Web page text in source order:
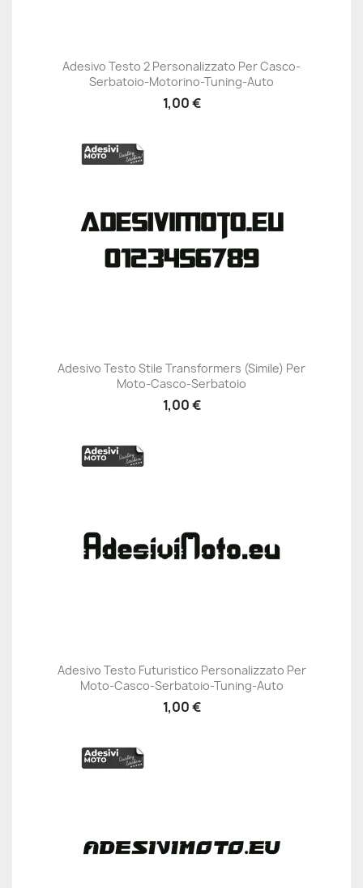
Adesivo Testo 2 Personalizzato Per Casco-
Serbatoio-Motorino-Tuning-Auto
1,00 €
Adesivo Testo Stile Transformers (simile) Per
Moto-Casco-Serbatoio
1,00 €
Adesivo Testo Futuristico Personalizzato Per
Moto-Casco-Serbatoio-Tuning-Auto
1,00 €